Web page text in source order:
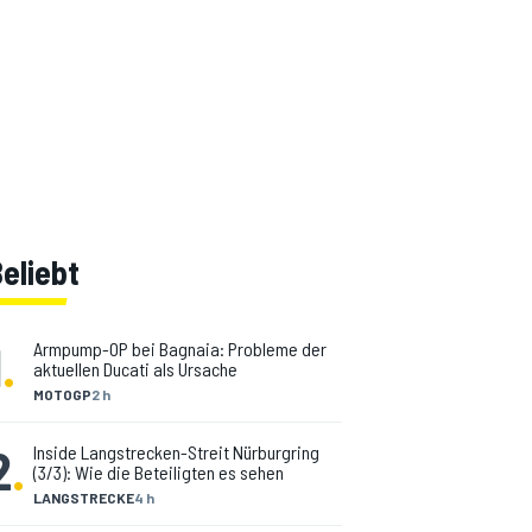
. MOTOGP2 h
Armpump-OP bei Bagnaia: Probleme der
aktuellen Ducati als Ursache
. LANGSTRECKE4 h
Inside Langstrecken-Streit Nürburgring
(3/3): Wie die Beteiligten es sehen